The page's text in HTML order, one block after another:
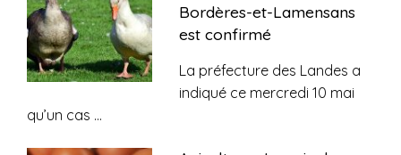
Bordères-et-Lamensans
est confirmé
La préfecture des Landes a
indiqué ce mercredi 10 mai
qu’un cas ...